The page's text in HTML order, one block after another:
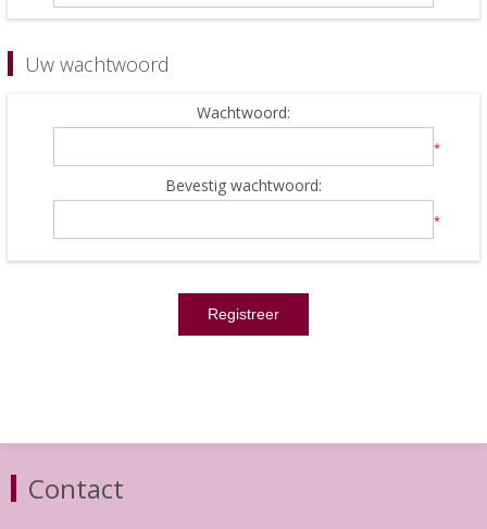
Uw wachtwoord
Wachtwoord:
*
Bevestig wachtwoord:
*
Contact